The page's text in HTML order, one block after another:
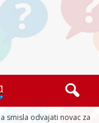
smisla odvajati novac za